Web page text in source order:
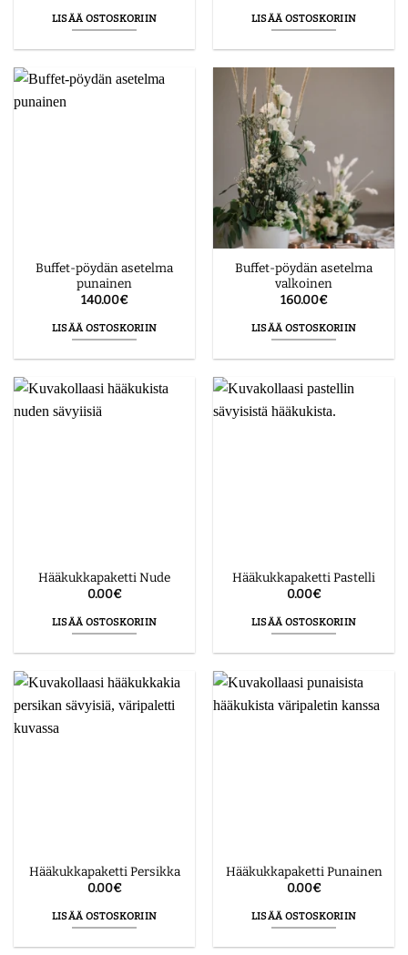
LISÄÄ OSTOSKORIIN LISÄÄ OSTOSKORIIN
Buffet-pöydän asetelma
punainen
140.00€
LISÄÄ OSTOSKORIIN
Buffet-pöydän asetelma
valkoinen
160.00€
LISÄÄ OSTOSKORIIN
Hääkukkapaketti Nude
0.00€
LISÄÄ OSTOSKORIIN
Hääkukkapaketti Pastelli
0.00€
LISÄÄ OSTOSKORIIN
Hääkukkapaketti Persikka
0.00€
LISÄÄ OSTOSKORIIN
Hääkukkapaketti Punainen
0.00€
LISÄÄ OSTOSKORIIN